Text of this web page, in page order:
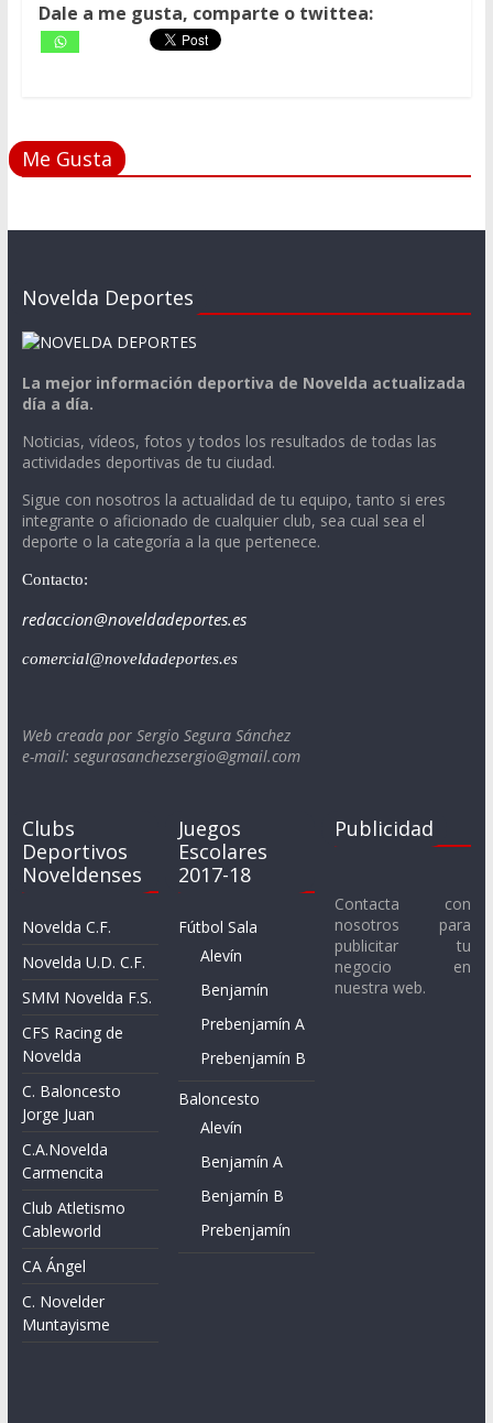
Dale a me gusta, comparte o twittea:
Me Gusta
Novelda Deportes
La mejor información deportiva de Novelda actualizada
día a día.
Noticias, vídeos, fotos y todos los resultados de todas las
actividades deportivas de tu ciudad.
Sigue con nosotros la actualidad de tu equipo, tanto si eres
integrante o aficionado de cualquier club, sea cual sea el
deporte o la categoría a la que pertenece.
Contacto:
redaccion@noveldadeportes.es
comercial@noveldadeportes.es
Web creada por Sergio Segura Sánchez
e-mail: segurasanchezsergio@gmail.com
Clubs
Deportivos
Noveldenses
Novelda C.F.
Novelda U.D. C.F.
SMM Novelda F.S.
CFS Racing de
Novelda
C. Baloncesto
Jorge Juan
C.A.Novelda
Carmencita
Club Atletismo
Cableworld
CA Ángel
C. Novelder
Muntayisme
Juegos
Escolares
2017-18
Fútbol Sala
Alevín
Benjamín
Prebenjamín A
Prebenjamín B
Baloncesto
Alevín
Benjamín A
Benjamín B
Prebenjamín
Publicidad
Contacta con
nosotros para
publicitar tu
negocio en
nuestra web.